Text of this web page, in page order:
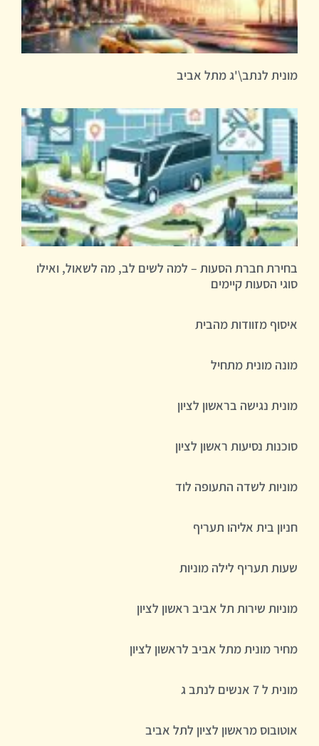
מונית לנתב\'ג מתל אביב
בחירת חברת הסעות – למה לשים לב, מה לשאול, ואילו
סוגי הסעות קיימים
איסוף מזוודות מהבית
מונה מונית מתחיל
מונית נגישה בראשון לציון
סוכנות נסיעות ראשון לציון
מוניות לשדה התעופה לוד
חניון בית אליהו תעריף
שעות תעריף לילה מוניות
מוניות שירות תל אביב ראשון לציון
מחיר מונית מתל אביב לראשון לציון
מונית ל 7 אנשים לנתב ג
אוטובוס מראשון לציון לתל אביב